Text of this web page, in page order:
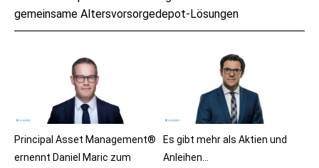
Principal Asset Management®
ernennt Daniel Maric zum
Es gibt mehr als Aktien und
Anleihen…
gemeinsame Altersvorsorgedepot-Lösungen